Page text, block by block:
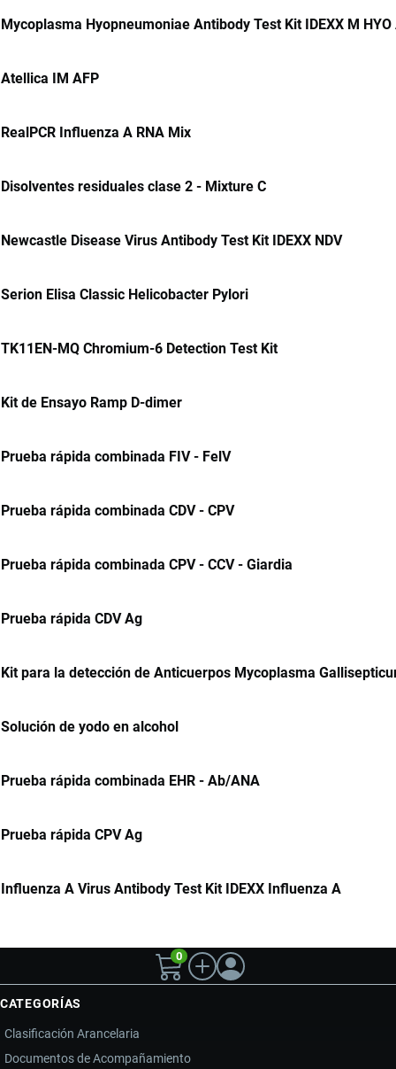
Mycoplasma Hyopneumoniae Antibody Test Kit IDEXX M HYO
Atellica IM AFP
RealPCR Influenza A RNA Mix
Disolventes residuales clase 2 - Mixture C
Newcastle Disease Virus Antibody Test Kit IDEXX NDV
Serion Elisa Classic Helicobacter Pylori
TK11EN-MQ Chromium-6 Detection Test Kit
Kit de Ensayo Ramp D-dimer
Prueba rápida combinada FIV - FelV
Prueba rápida combinada CDV - CPV
Prueba rápida combinada CPV - CCV - Giardia
Prueba rápida CDV Ag
Kit para la detección de Anticuerpos Mycoplasma
Solución de yodo en alcohol
Prueba rápida combinada EHR - Ab/ANA
Prueba rápida CPV Ag
Influenza A Virus Antibody Test Kit IDEXX Influenza A
0
CATEGORÍAS
Clasificación Arancelaria
Documentos de Acompañamiento